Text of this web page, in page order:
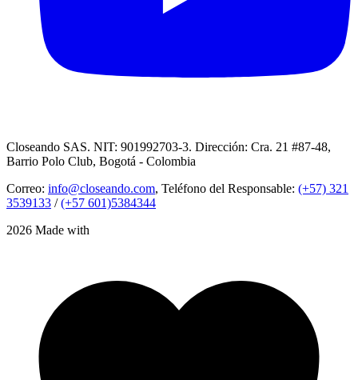
Closeando SAS. NIT: 901992703-3. Dirección: Cra. 21 #87-48,
Barrio Polo Club, Bogotá - Colombia
Correo: info@closeando.com, Teléfono del Responsable: (+57) 321
3539133 /(+57 601)5384344
2026 Made with